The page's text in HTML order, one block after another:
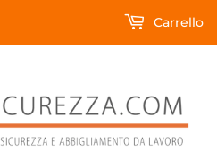
Carrello